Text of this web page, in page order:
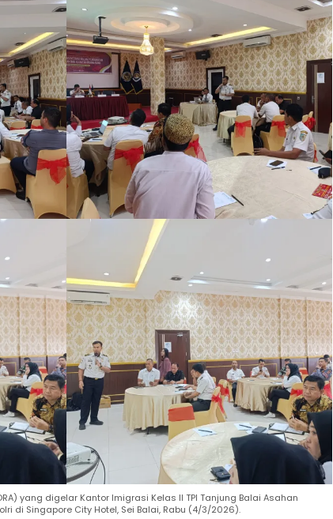
yang digelar Kantor Imigrasi Kelas II TPI Tanjung Balai Asahan
di Singapore City Hotel, Sei Balai, Rabu (4/3/2026).